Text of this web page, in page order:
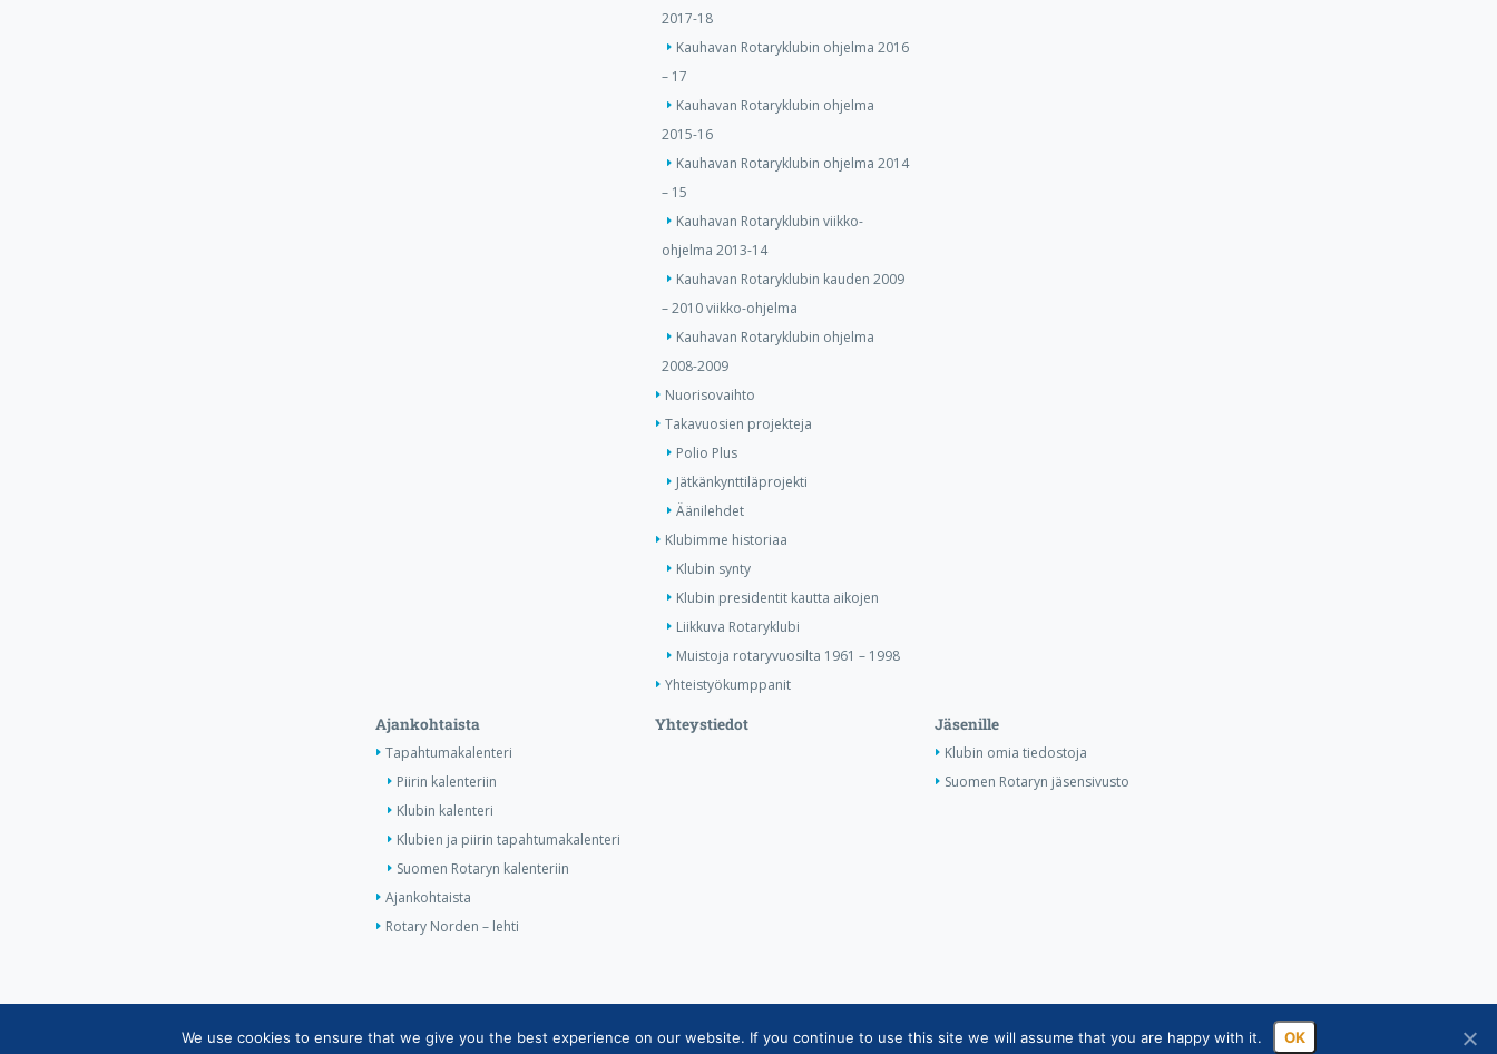
2017-18
Kauhavan Rotaryklubin ohjelma 2016
– 17
Kauhavan Rotaryklubin ohjelma
2015-16
Kauhavan Rotaryklubin ohjelma 2014
– 15
Kauhavan Rotaryklubin viikko-
ohjelma 2013-14
Kauhavan Rotaryklubin kauden 2009
– 2010 viikko-ohjelma
Kauhavan Rotaryklubin ohjelma
2008-2009
Nuorisovaihto
Takavuosien projekteja
Polio Plus
Jätkänkynttiläprojekti
Äänilehdet
Klubimme historiaa
Klubin synty
Klubin presidentit kautta aikojen
Liikkuva Rotaryklubi
Muistoja rotaryvuosilta 1961 – 1998
Yhteistyökumppanit
Ajankohtaista
Tapahtumakalenteri
Piirin kalenteriin
Klubin kalenteri
Klubien ja piirin tapahtumakalenteri
Suomen Rotaryn kalenteriin
Ajankohtaista
Rotary Norden – lehti
Yhteystiedot Jäsenille
Klubin omia tiedostoja
Suomen Rotaryn jäsensivusto
Copyright © Suomen Rotarypalvelu ry 2026 | Jäsentietojärjestelmän tietosuojaseloste|Henkilötietojen käsittely Rotarytoiminnassa
We use cookies to ensure that we give you the best experience on our website. If you continue to use this site we will assume that you are happy with it. OK